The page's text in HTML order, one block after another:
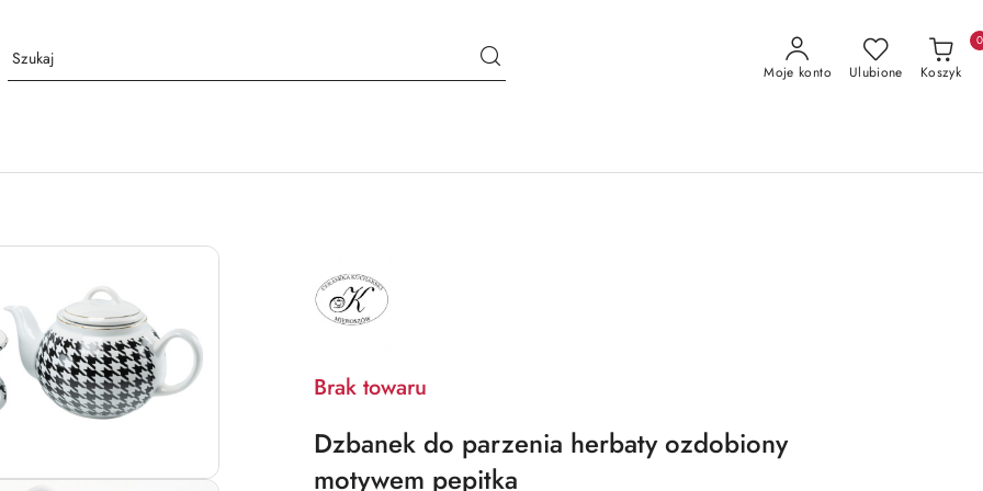
Moje konto Ulubione Koszyk
0
MIEROSZÓW
Brak towaru
Dzbanek do parzenia herbaty ozdobiony
motywem pepitka